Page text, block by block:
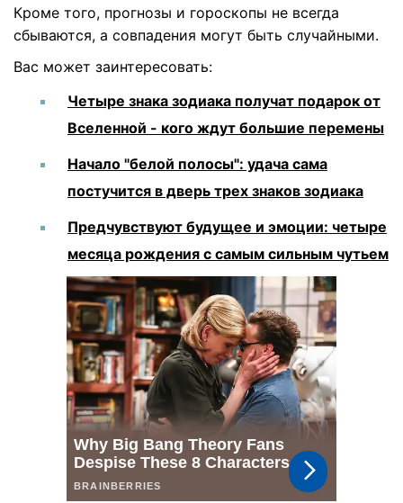
Кроме того, прогнозы и гороскопы не всегда
сбываются, а совпадения могут быть случайными.
Вас может заинтересовать:
Четыре знака зодиака получат подарок от
Вселенной - кого ждут большие перемены
Начало "белой полосы": удача сама
постучится в дверь трех знаков зодиака
Предчувствуют будущее и эмоции: четыре
месяца рождения с самым сильным чутьем